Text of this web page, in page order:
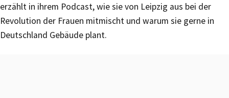
erzählt in ihrem Podcast, wie sie von Leipzig aus bei der
Revolution der Frauen mitmischt und warum sie gerne in
Deutschland Gebäude plant.